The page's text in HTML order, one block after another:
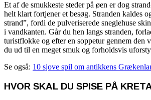
Et af de smukkeste steder på øen er dog
helt klart fortjener et besøg. Stranden kaldes
strand”, fordi de pulveriserede sneglehuse
i vandkanten. Går du hen langs stranden,
turistflokke og efter en soppetur gennem den
du ud til en meget smuk og forholdsvis
Se også: 10 sjove spil om antikkens
HVOR SKAL DU SPISE PÅ